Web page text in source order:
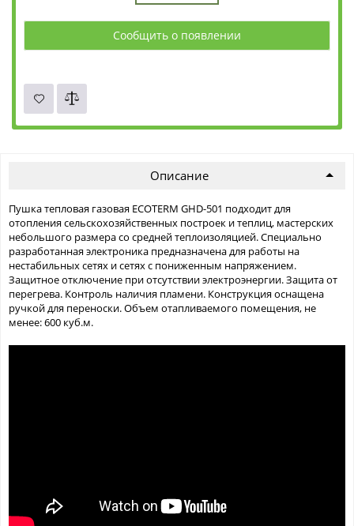
Сообщить о появлении
Описание
Пушка тепловая газовая ECOTERM GHD-501 подходит для
отопления сельскохозяйственных построек и теплиц, мастерских
небольшого размера со средней теплоизоляцией. Специально
разработанная электроника предназначена для работы на
нестабильных сетях и сетях с пониженным напряжением.
Защитное отключение при отсутствии электроэнергии. Защита от
перегрева. Контроль наличия пламени. Конструкция оснащена
ручкой для переноски. Объем отапливаемого помещения, не
менее: 600 куб.м.